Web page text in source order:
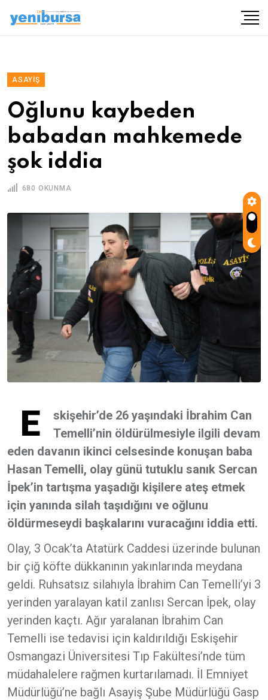
ASAYIŞ
Oğlunu kaybeden
babadan mahkemede
şok iddia
680 OKUNMA
E
skişehir’de 26 yaşındaki İbrahim Can
Temelli’nin öldürülmesiyle ilgili devam
eden davanın ikinci celsesinde konuşan baba
Hasan Temelli, olay günü tutuklu sanık Sercan
İpek’in tartışma yaşadığı kişilere ateş etmek
için yanında silah taşıdığını ve oğlunu
öldürmeseydi başkalarını vuracağını iddia etti.
Olay, 3 Ocak’ta Atatürk Caddesi üzerinde bulunan
bir çiğ köfte dükkanının yakınlarında meydana
geldi. Ruhsatsız silahıyla İbrahim Can Temelli’yi 3
yerinden yaralayan katil zanlısı Sercan İpek, olay
yerinden kaçtı. Ağır yaralanan İbrahim Can
Temelli ise tedavisi için kaldırıldığı Eskişehir
Osmangazi Üniversitesi Tıp Fakültesi’nde tüm
müdahalelere rağmen kurtarılamadı. İl Emniyet
Müdürlüğü’ne bağlı Asayiş Şube Müdürlüğü Gasp